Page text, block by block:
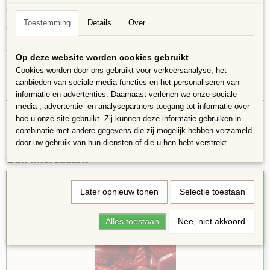
steentjes.
Geweldig voor beginners! Geschikt voor gebruik binnen of buiten.
200 gram in een zakje, ongeveer 100 steentjes,opp = 18x15 cm
Ook interessant
Toestemming Details Over
Op deze website worden cookies gebruikt
Cookies worden door ons gebruikt voor verkeersanalyse, het
aanbieden van sociale media-functies en het personaliseren van
informatie en advertenties. Daarnaast verlenen we onze sociale
media-, advertentie- en analysepartners toegang tot informatie over
hoe u onze site gebruikt. Zij kunnen deze informatie gebruiken in
combinatie met andere gegevens die zij mogelijk hebben verzameld
door uw gebruik van hun diensten of die u hen hebt verstrekt.
Later opnieuw tonen Selectie toestaan
Alles toestaan Nee, niet akkoord